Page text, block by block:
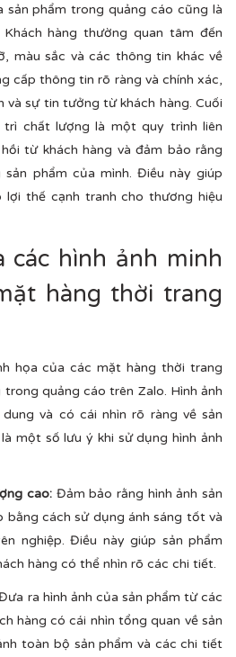
sản phẩm trong quảng cáo cũng là
hàng thường quan tâm đến
màu sắc và các thông tin khác về
cấp thông tin rõ ràng và chính xác,
và sự tin tưởng từ khách hàng. Cuối
trì chất lượng là một quy trình liên
từ khách hàng và đảm bảo rằng
phẩm của mình. Điều này giúp
thế cạnh tranh cho thương hiệu
các hình ảnh minh
hàng thời trang
họa của các mặt hàng thời trang
quảng cáo trên Zalo. Hình ảnh
và có cái nhìn rõ ràng về sản
một số lưu ý khi sử dụng hình ảnh
cao: Đảm bảo rằng hình ảnh sản
bằng cách sử dụng ánh sáng tốt và
nghiệp. Điều này giúp sản phẩm
hàng có thể nhìn rõ các chi tiết.
ra hình ảnh của sản phẩm từ các
hàng có cái nhìn tổng quan về sản
toàn bộ sản phẩm và các chi tiết